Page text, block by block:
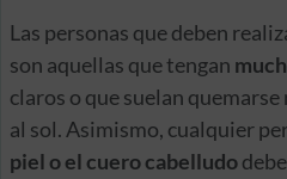
Las personas que deben
son aquellas que tengan
claros o que suelan
al sol. Asimismo, cualquier
piel o el cuero cabelludo